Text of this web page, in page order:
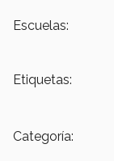
Escuelas:
Etiquetas:
Categoría: